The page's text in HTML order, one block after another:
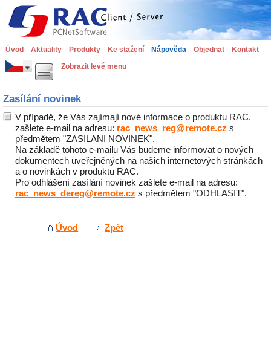
Úvod Aktuality Produkty Ke stažení Nápověda Objednat
Kontakt
Zobrazit levé menu
Zasílání novinek
V případě, že Vás zajímají nové informace o produktu RAC,
zašlete e-mail na adresu: rac_news_reg@remote.cz s
předmětem "ZASILANI NOVINEK".
Na základě tohoto e-mailu Vás budeme informovat o nových
dokumentech uveřejněných na našich internetových stránkách
a o novinkách v produktu RAC.
Pro odhlášení zasílání novinek zašlete e-mail na adresu:
rac_news_dereg@remote.cz s předmětem "ODHLASIT".
Úvod Zpět